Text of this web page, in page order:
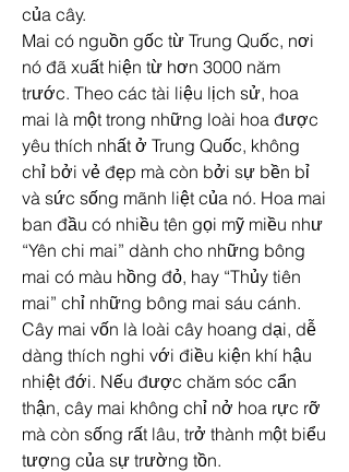
của cây.
Mai có nguồn gốc từ Trung Quốc, nơi
nó đã xuất hiện từ hơn 3000 năm
trước. Theo các tài liệu lịch sử, hoa
mai là một trong những loài hoa được
yêu thích nhất ở Trung Quốc, không
chỉ bởi vẻ đẹp mà còn bởi sự bền bỉ
và sức sống mãnh liệt của nó. Hoa mai
ban đầu có nhiều tên gọi mỹ miều như
“Yên chi mai” dành cho những bông
mai có màu hồng đỏ, hay “Thủy tiên
mai” chỉ những bông mai sáu cánh.
Cây mai vốn là loài cây hoang dại, dễ
dàng thích nghi với điều kiện khí hậu
nhiệt đới. Nếu được chăm sóc cẩn
thận, cây mai không chỉ nở hoa rực rỡ
mà còn sống rất lâu, trở thành một biểu
tượng của sự trường tồn.